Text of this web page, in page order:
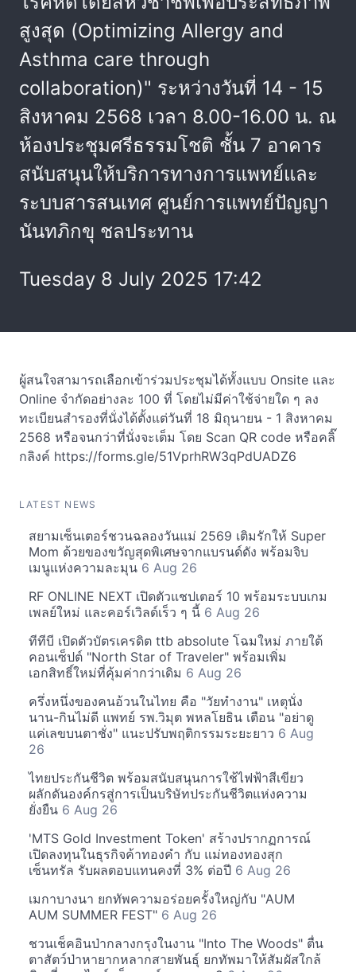
สูงสุด (Optimizing Allergy and
Asthma care through
collaboration)" ระหว่างวันที่ 14 - 15
สิงหาคม 2568 เวลา 8.00-16.00 น. ณ
ห้องประชุมศรีธรรมโชติ ชั้น 7 อาคาร
สนับสนุนให้บริการทางการแพทย์และ
ระบบสารสนเทศ ศูนย์การแพทย์ปัญญา
นันทภิกขุ ชลประทาน
Tuesday 8 July 2025 17:42
ผู้สนใจสามารถเลือกเข้าร่วมประชุมได้ทั้งแบบ Onsite และ
Online จำกัดอย่างละ 100 ที่ โดยไม่มีค่าใช้จ่ายใด ๆ ลง
ทะเบียนสำรองที่นั่งได้ตั้งแต่วันที่ 18 มิถุนายน - 1 สิงหาคม
2568 หรือจนกว่าที่นั่งจะเต็ม โดย Scan QR code หรือคลิ๊
กลิงค์ https://forms.gle/51VprhRW3qPdUADZ6
LATEST NEWS
สยามเซ็นเตอร์ชวนฉลองวันแม่ 2569 เติมรักให้ Super
Mom ด้วยของขวัญสุดพิเศษจากแบรนด์ดัง พร้อมจิบ
เมนูแห่งความละมุน 6 Aug 26
RF ONLINE NEXT เปิดตัวแชปเตอร์ 10 พร้อมระบบเกม
เพลย์ใหม่ และคอร์เวิลด์เร็ว ๆ นี้ 6 Aug 26
ทีทีบี เปิดตัวบัตรเครดิต ttb absolute โฉมใหม่ ภายใต้
คอนเซ็ปต์ "North Star of Traveler" พร้อมเพิ่ม
เอกสิทธิ์ใหม่ที่คุ้มค่ากว่าเดิม 6 Aug 26
ครึ่งหนึ่งของคนอ้วนในไทย คือ "วัยทำงาน" เหตุนั่ง
นาน-กินไม่ดี แพทย์ รพ.วิมุต พหลโยธิน เตือน "อย่าดู
แค่เลขบนตาชั่ง" แนะปรับพฤติกรรมระยะยาว 6 Aug
26
ไทยประกันชีวิต พร้อมสนับสนุนการใช้ไฟฟ้าสีเขียว
ผลักดันองค์กรสู่การเป็นบริษัทประกันชีวิตแห่งความ
ยั่งยืน 6 Aug 26
'MTS Gold Investment Token' สร้างปรากฏการณ์
เปิดลงทุนในธุรกิจค้าทองคำ กับ แม่ทองทองสุก
เซ็นทรัล รับผลตอบแทนคงที่ 3% ต่อปี 6 Aug 26
เมกาบางนา ยกทัพความอร่อยครั้งใหญ่กับ "AUM
AUM SUMMER FEST" 6 Aug 26
ชวนเช็คอินป่ากลางกรุงในงาน "Into The Woods" ตื่น
ตาสัตว์ป่าหายากหลากสายพันธุ์ ยกทัพมาให้สัมผัสใกล้